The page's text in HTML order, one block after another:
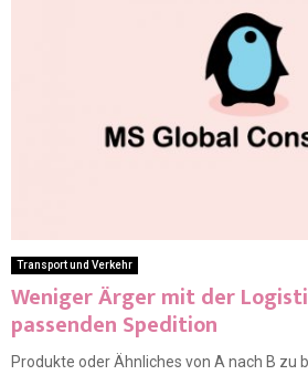
Transport und Verkehr
Weniger Ärger mit der
passenden Spedition
Produkte oder Ähnliches von A nach B zu